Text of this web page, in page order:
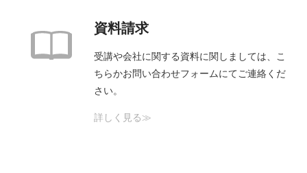
資料請求
受講や会社に関する資料に関しましては、こ
ちらかお問い合わせフォームにてご連絡くだ
さい。
詳しく見る≫